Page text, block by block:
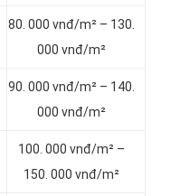
80. 000 vnđ/m² – 130.
000 vnđ/m²
90. 000 vnđ/m² – 140.
000 vnđ/m²
100. 000 vnđ/m² –
150. 000 vnđ/m²